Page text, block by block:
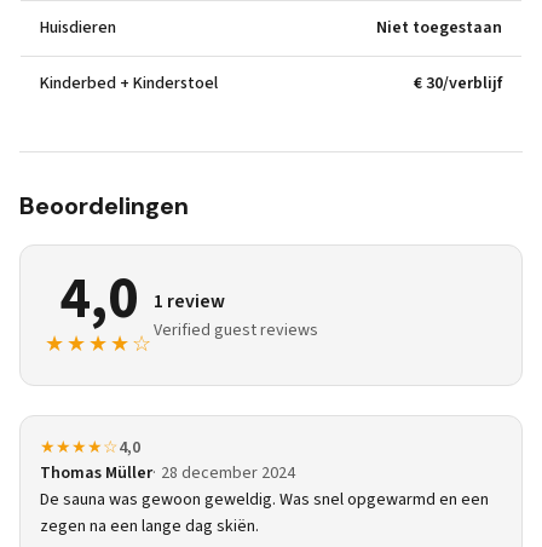
Huisdieren Niet toegestaan
Kinderbed + Kinderstoel € 30/verblijf
Beoordelingen
4,0
★★★★☆
1 review
Verified guest reviews
★★★★☆4,0
Thomas Müller 28 december 2024
De sauna was gewoon geweldig. Was snel opgewarmd en een
zegen na een lange dag skiën.